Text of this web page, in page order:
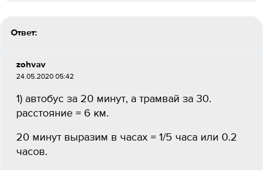
Ответ:
zohvav
24.05.2020 05:42
1) автобус за 20 минут, а трамвай за 30.
расстояние = 6 км.
20 минут выразим в часах = 1/5 часа или 0.2
часов.